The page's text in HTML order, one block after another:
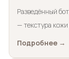
Разведённый
— текстура
Подробнее →